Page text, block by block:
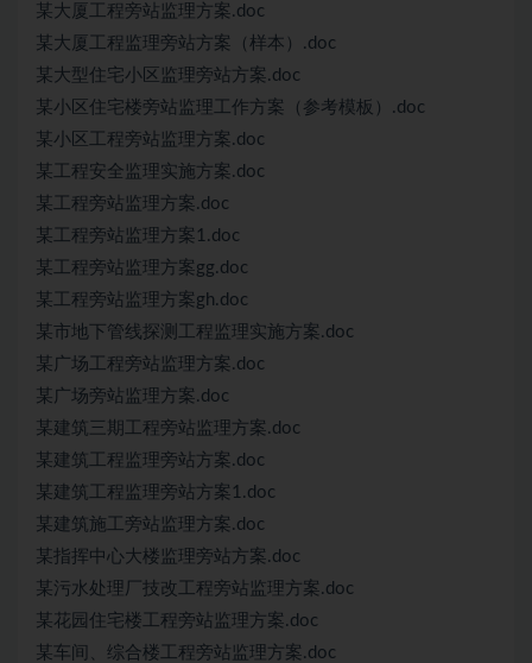
某大厦工程旁站监理方案.doc
某大厦工程监理旁站方案（样本）.doc
某大型住宅小区监理旁站方案.doc
某小区住宅楼旁站监理工作方案（参考模板）.doc
某小区工程旁站监理方案.doc
某工程安全监理实施方案.doc
某工程旁站监理方案.doc
某工程旁站监理方案1.doc
某工程旁站监理方案gg.doc
某工程旁站监理方案gh.doc
某市地下管线探测工程监理实施方案.doc
某广场工程旁站监理方案.doc
某广场旁站监理方案.doc
某建筑三期工程旁站监理方案.doc
某建筑工程监理旁站方案.doc
某建筑工程监理旁站方案1.doc
某建筑施工旁站监理方案.doc
某指挥中心大楼监理旁站方案.doc
某污水处理厂技改工程旁站监理方案.doc
某花园住宅楼工程旁站监理方案.doc
某车间、综合楼工程旁站监理方案.doc